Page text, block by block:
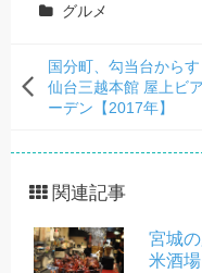
グルメ
国分町、勾当台からす
仙台三越本館 屋上ビ
ーデン【2017年】
関連記事
宮城
米酒